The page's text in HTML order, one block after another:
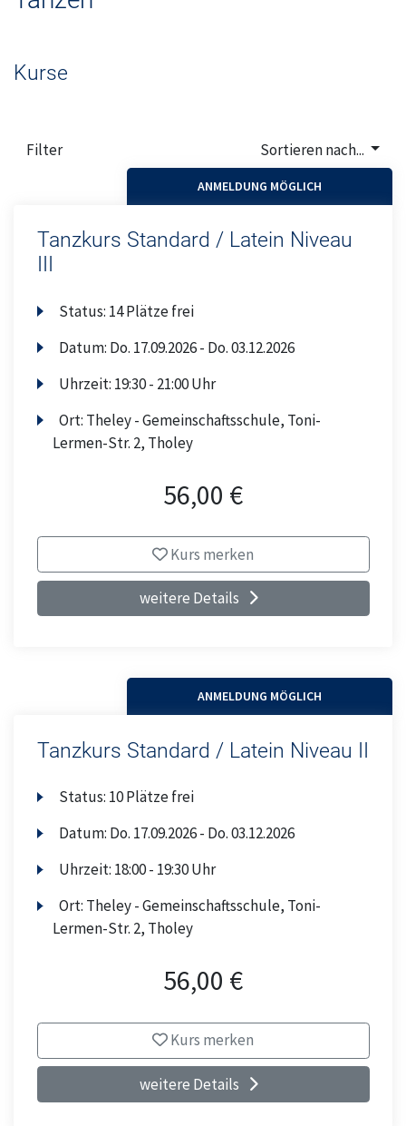
Kurse
Sortieren nach...
Filter
ANMELDUNG MÖGLICH
Tanzkurs Standard / Latein Niveau
III
Status: 14 Plätze frei
Datum: Do. 17.09.2026 - Do.03.12.2026
Uhrzeit: 19:30 - 21:00 Uhr
Ort: Theley - Gemeinschaftsschule, Toni-
Lermen-Str. 2, Tholey
56,00 €
Kurs merken
weitere Details
ANMELDUNG MÖGLICH
Tanzkurs Standard / Latein Niveau II
Status: 10 Plätze frei
Datum: Do. 17.09.2026 - Do.03.12.2026
Uhrzeit: 18:00 - 19:30 Uhr
Ort: Theley - Gemeinschaftsschule, Toni-
Lermen-Str. 2, Tholey
56,00 €
Kurs merken
weitere Details
Ostertal
Theley
Urexweiler